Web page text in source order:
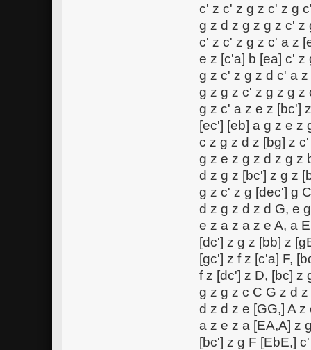
c' z c' z g z c' z g
g z d z g z g z c' z
c' z c' z g z c' a z
e z [c'a] b [ea] c' z
g z c' z g z d c' a
g z g z c' z g z g z
g z c' a z e z [bc']
[ec'] [eb] a g z e z
c z g z d z [bg] z
g z e z g z d z g z
d z g z [bc'] z g z
g z c' z g [dec'] g
d z g z d z d G, e
e z a z a z e A, a
[dc'] z g z [bb] z
[gc'] z f z [c'a] F,
f z [dc'] z D, [bc] z
g z g z c C G z d
d z d z e [GG,] A
a z e z a [EA,A] z
[bc'] z g F [EbE,]